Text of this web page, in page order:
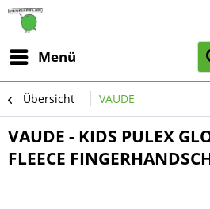
Menü
Übersicht VAUDE
VAUDE - KIDS PULEX
FLEECE